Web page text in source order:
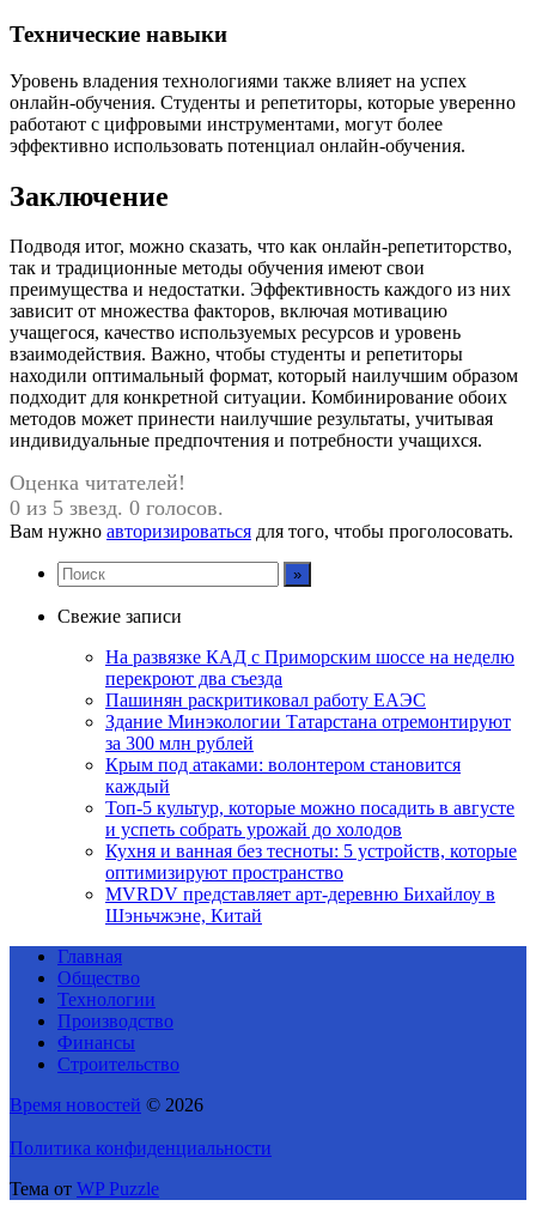
Технические навыки
Уровень владения технологиями также влияет на успех
онлайн-обучения. Студенты и репетиторы, которые уверенно
работают с цифровыми инструментами, могут более
эффективно использовать потенциал онлайн-обучения.
Заключение
Подводя итог, можно сказать, что как онлайн-репетиторство,
так и традиционные методы обучения имеют свои
преимущества и недостатки. Эффективность каждого из них
зависит от множества факторов, включая мотивацию
учащегося, качество используемых ресурсов и уровень
взаимодействия. Важно, чтобы студенты и репетиторы
находили оптимальный формат, который наилучшим образом
подходит для конкретной ситуации. Комбинирование обоих
методов может принести наилучшие результаты, учитывая
индивидуальные предпочтения и потребности учащихся.
Оценка читателей!
0 из 5 звезд. 0 голосов.
Вам нужно авторизироваться для того, чтобы проголосовать.
Свежие записи
На развязке КАД с Приморским шоссе на неделю
перекроют два съезда
Пашинян раскритиковал работу ЕАЭС
Здание Минэкологии Татарстана отремонтируют
за 300 млн рублей
Крым под атаками: волонтером становится
каждый
Топ-5 культур, которые можно посадить в августе
и успеть собрать урожай до холодов
Кухня и ванная без тесноты: 5 устройств, которые
оптимизируют пространство
MVRDV представляет арт-деревню Бихайлоу в
Шэньчжэне, Китай
Главная
Общество
Технологии
Производство
Финансы
Строительство
Время новостей © 2026
Политика конфиденциальности
Тема от WP Puzzle